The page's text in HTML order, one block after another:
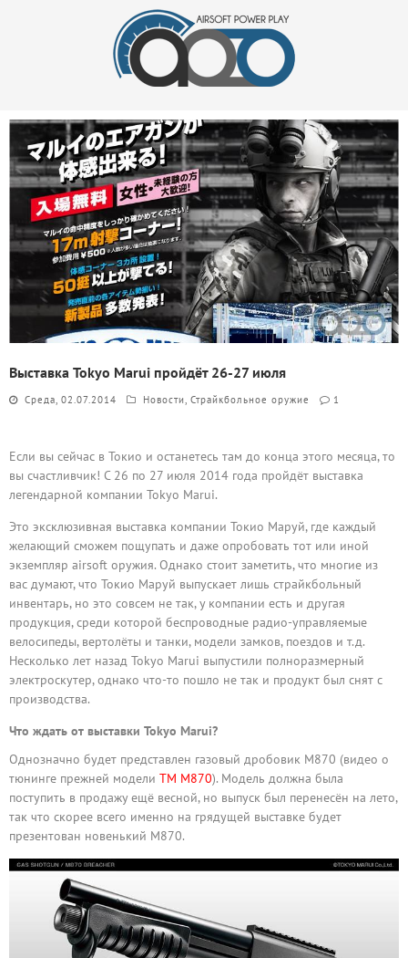
Выставка Tokyo Marui пройдёт 26-27 июля
Среда, 02.07.2014 Новости Страйкбольное оружие 1
Если вы сейчас в Токио и останетесь там до конца этого месяца, то
вы счастливчик! С 26 по 27 июля 2014 года пройдёт выставка
легендарной компании Tokyo Marui.
Это эксклюзивная выставка компании Токио Маруй, где каждый
желающий сможем пощупать и даже опробовать тот или иной
экземпляр airsoft оружия. Однако стоит заметить, что многие из
вас думают, что Токио Маруй выпускает лишь страйкбольный
инвентарь, но это совсем не так, у компании есть и другая
продукция, среди которой беспроводные радио-управляемые
велосипеды, вертолёты и танки, модели замков, поездов и т.д.
Несколько лет назад Tokyo Marui выпустили полноразмерный
электроскутер, однако что-то пошло не так и продукт был снят с
производства.
Что ждать от выставки Tokyo Marui?
Однозначно будет представлен газовый дробовик M870 (видео о
тюнинге прежней модели TM M870). Модель должна была
поступить в продажу ещё весной, но выпуск был перенесён на лето,
так что скорее всего именно на грядущей выставке будет
презентован новенький M870.